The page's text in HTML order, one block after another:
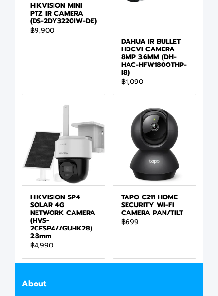
HIKVISION MINI
PTZ IR CAMERA
(DS-2DY3220IW-DE)
฿9,900
DAHUA IR BULLET
HDCVI CAMERA
8MP 3.6MM (DH-
HAC-HFW1800THP-
I8)
฿1,090
HIKVISION SP4
SOLAR 4G
NETWORK CAMERA
(HVS-
2CFSP4//GUHK28)
2.8mm
฿4,990
TAPO C211 HOME
SECURITY WI-FI
CAMERA PAN/TILT
฿699
About